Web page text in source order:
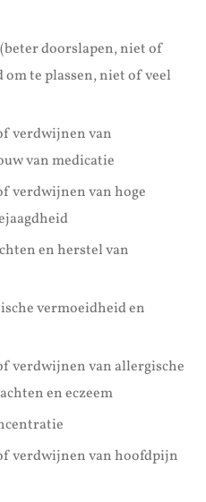
doorslapen, niet of
te plassen, niet of veel
verdwijnen van
van medicatie
verdwijnen van hoge
en herstel van
vermoeidheid en
verdwijnen van allergische
en eczeem
verdwijnen van hoofdpijn